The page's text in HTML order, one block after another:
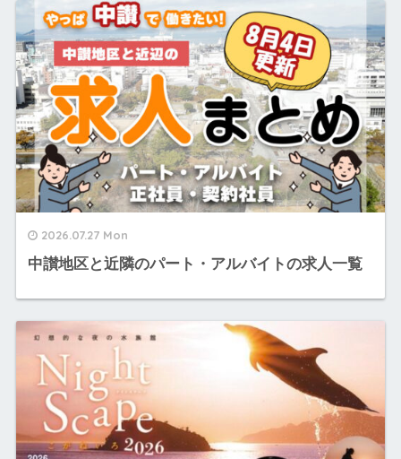
2026.07.27 Mon
中讃地区と近隣のパート・アルバイトの求人一覧